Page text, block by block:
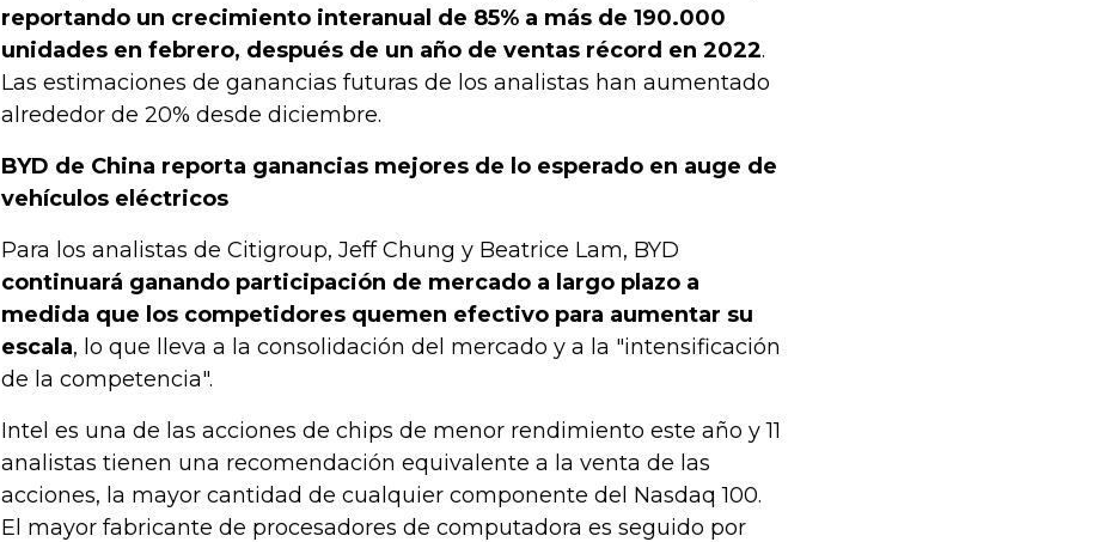
reportando un crecimiento interanual de 85% a más de 190.000
unidades en febrero, después de un año de ventas récord en 2022.
Las estimaciones de ganancias futuras de los analistas han aumentado
alrededor de 20% desde diciembre.
BYD de China reporta ganancias mejores de lo esperado en auge de
vehículos eléctricos
Para los analistas de Citigroup, Jeff Chung y Beatrice Lam, BYD
continuará ganando participación de mercado a largo plazo a
medida que los competidores quemen efectivo para aumentar su
escala, lo que lleva a la consolidación del mercado y a la "intensificación
de la competencia".
Intel es una de las acciones de chips de menor rendimiento este año y 11
analistas tienen una recomendación equivalente a la venta de las
acciones, la mayor cantidad de cualquier componente del Nasdaq 100.
El mayor fabricante de procesadores de computadora es seguido por